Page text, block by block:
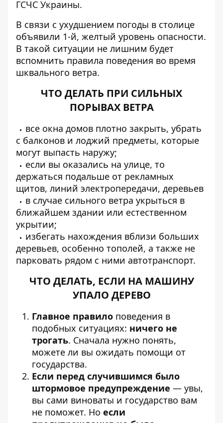
ГСЧС Украины.
В связи с ухудшением погоды в столице
объявили 1-й, желтый уровень опасности.
В такой ситуации не лишним будет
вспомнить правила поведения во время
шквального ветра.
ЧТО ДЕЛАТЬ ПРИ СИЛЬНЫХ
ПОРЫВАХ ВЕТРА
все окна домов плотно закрыть, убрать
с балконов и лоджий предметы, которые
могут выпасть наружу;
если вы оказались на улице, то
держаться подальше от рекламных
щитов, линий электропередачи, деревьев
в случае сильного ветра укрыться в
ближайшем здании или естественном
укрытии;
избегать нахождения вблизи больших
деревьев, особенно тополей, а также не
парковать рядом с ними автотранспорт.
ЧТО ДЕЛАТЬ, ЕСЛИ НА МАШИНУ
УПАЛО ДЕРЕВО
Главное правило поведения в
подобных ситуациях: ничего не
трогать. Сначала нужно понять,
можете ли вы ожидать помощи от
государства.
Если перед случившимся было
штормовое предупреждение — увы,
вы сами виноваты и государство вам
не поможет. Но если